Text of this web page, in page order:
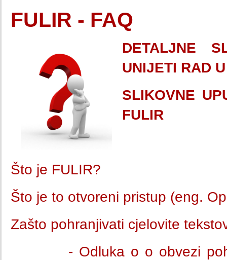
FULIR - FAQ
DETALJNE
UNIJETI RAD
SLIKOVNE
FULIR
Što je FULIR?
Što je to otvoreni pristup (eng.
Zašto pohranjivati cjelovite
- Odluka o o obvezi